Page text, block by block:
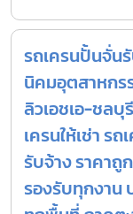
รถเครนปั้นจั่น
นิคมอุตสาหก
ลิวเอชเอ-ชลบุ
เครนให้เช่า รถ
รับจ้าง ราคาถูก
รองรับทุกงาน